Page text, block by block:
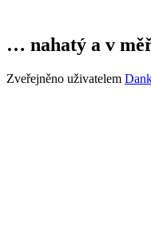
… nahatý a v
Zveřejněno uživatelem